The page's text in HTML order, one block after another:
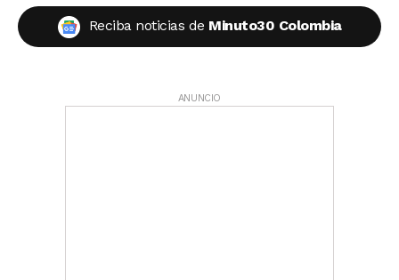
Reciba noticias de Minuto30 Colombia
ANUNCIO